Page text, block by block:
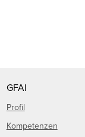
GFAI
Profil
Kompetenzen